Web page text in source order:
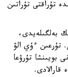
تۇراقتى تۇراتىن
بەلگىلەيدى،
م² بولۋى ءتيىس. تۇرعىن ءۇي الۋ
بويىنشا تۇرۋعا